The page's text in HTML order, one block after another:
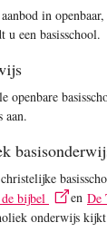
in
u een basisschool.
openbare
aan.
bijbel
en De
onderwijs